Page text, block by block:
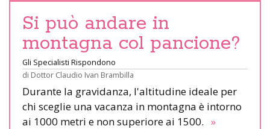
Si può andare in
montagna col pancione?
Gli Specialisti Rispondono
di Dottor Claudio Ivan Brambilla
Durante la gravidanza, l'altitudine ideale per
chi sceglie una vacanza in montagna è intorno
ai 1000 metri e non superiore ai 1500. »